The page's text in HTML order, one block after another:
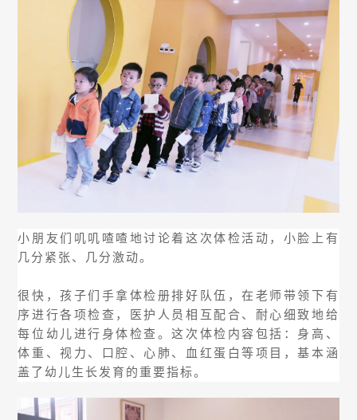
小朋友们叽叽喳喳地讨论着这次体检活动，小脸上有
几分紧张、几分激动。
很快，孩子们手拿体检册排好队伍，在老师带领下有
序进行各项检查，医护人员相互配合、耐心细致地给
每位幼儿进行身体检查。这次体检内容包括：身高、
体重、视力、口腔、心肺、血红蛋白等项目，基本涵
盖了幼儿生长发育的重要指标。